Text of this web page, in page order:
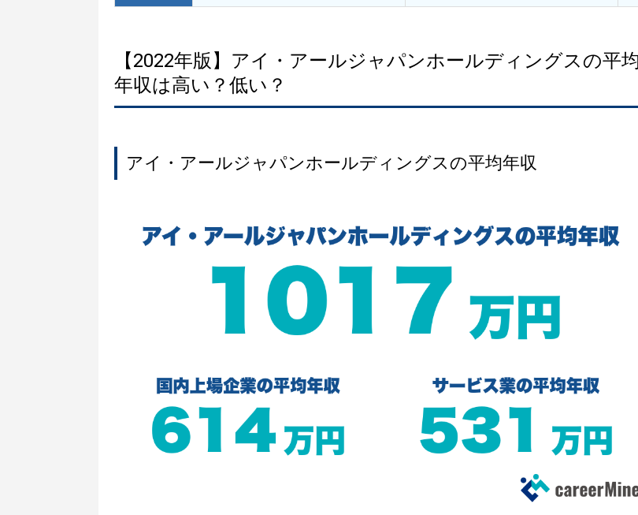
【2022年版】アイ・アールジャパンホールディングスの平均
年収は高い？低い？
アイ・アールジャパンホールディングスの平均年収